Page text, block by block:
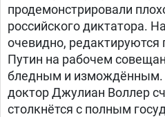
продемонстрировали
российского диктатора.
очевидно, редактируются
Путин на рабочем
бледным и измождённым.
доктор Джулиан Воллер
столкнётся с полным